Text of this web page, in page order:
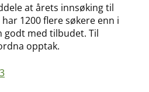
at årets innsøking til
1200 flere søkere enn i
godt med tilbudet. Til
opptak.